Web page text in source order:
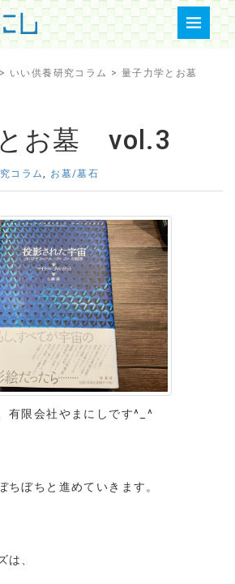
> いい供養研究コラム > 量子力学とお墓
お墓 vol.3
コラム, お墓/墓石
有限会社やまにしです^_^
ちぼちと進めていきます。
は、